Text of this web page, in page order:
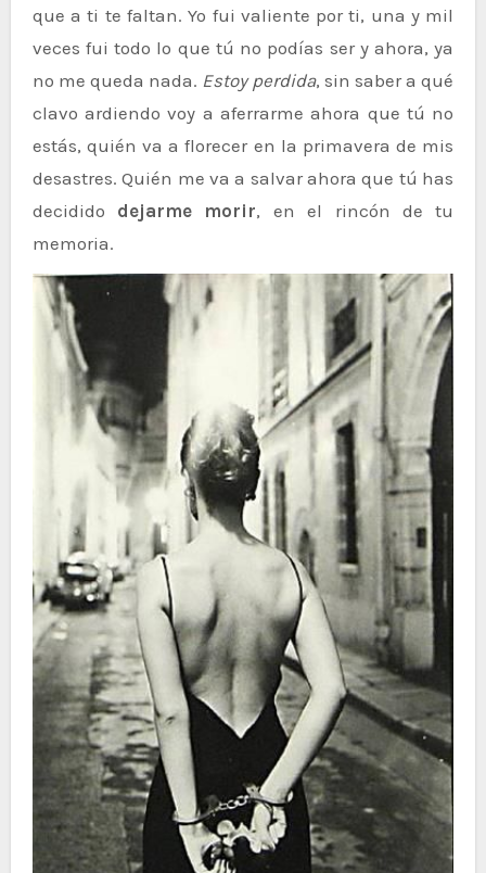
que a ti te faltan. Yo fui valiente por ti, una y mil
veces fui todo lo que tú no podías ser y ahora, ya
no me queda nada. Estoy perdida, sin saber a qué
clavo ardiendo voy a aferrarme ahora que tú no
estás, quién va a florecer en la primavera de mis
desastres. Quién me va a salvar ahora que tú has
decidido dejarme morir, en el rincón de tu
memoria.